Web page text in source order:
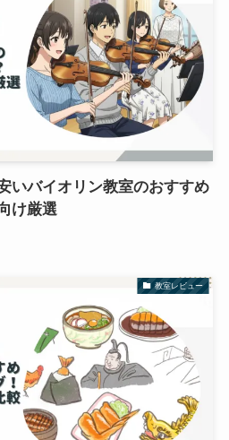
いバイオリン教室のおすすめ
け厳選
教室レビュー